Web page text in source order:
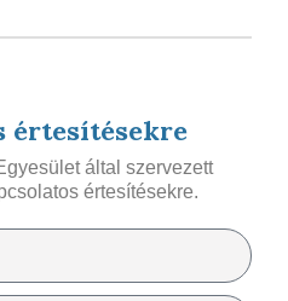
értesítésekre
által szervezett
értesítésekre.